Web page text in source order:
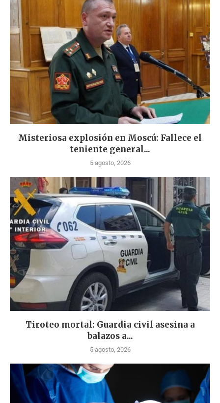
Misteriosa explosión en Moscú: Fallece el
teniente general...
5 agosto, 2026
Tiroteo mortal: Guardia civil asesina a
balazos a...
5 agosto, 2026